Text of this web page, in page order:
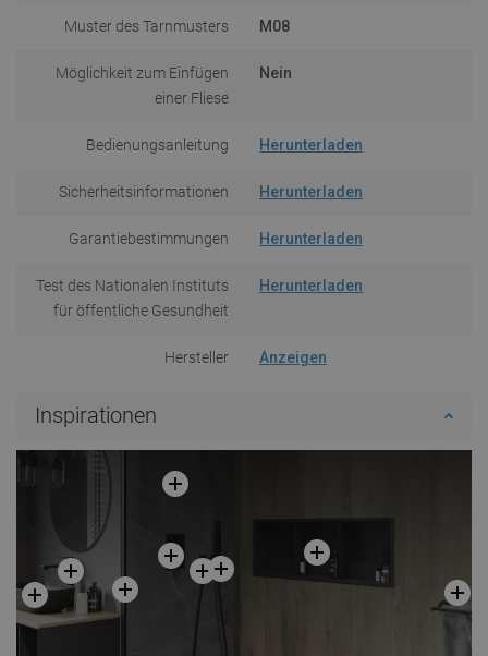
Muster des Tarnmusters M08
Möglichkeit zum Einfügen
einer Fliese
Nein
Bedienungsanleitung Herunterladen
Sicherheitsinformationen Herunterladen
Garantiebestimmungen Herunterladen
Test des Nationalen Instituts
für öffentliche Gesundheit
Herunterladen
Hersteller Anzeigen
Inspirationen